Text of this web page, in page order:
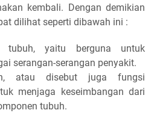
kembali. Dengan demikian
dilihat seperti dibawah ini :
tubuh, yaitu berguna untuk
serangan-serangan penyakit.
atau disebut juga fungsi
menjaga keseimbangan dari
tubuh.